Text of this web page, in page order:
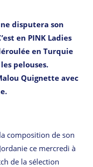
disputera son
en PINK Ladies
en Turquie
pelouses.
Quignette avec
composition de son
ce mercredi à
de la sélection